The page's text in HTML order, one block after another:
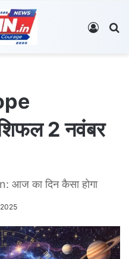
Log In
2 नवंबर
का दिन कैसा होगा